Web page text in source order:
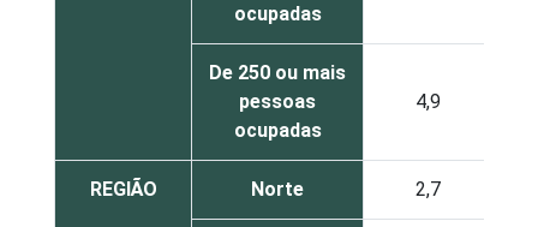
ocupadas
De 250 ou mais
pessoas
ocupadas
4,9
REGIÃO Norte 2,7